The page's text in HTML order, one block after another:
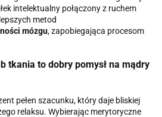
intelektualny połączony z ruchem
metod
mózgu, zapobiegająca procesom
tkania to dobry pomysł na mądry
pełen szacunku, który daje bliskiej
relaksu. Wybierając merytoryczne